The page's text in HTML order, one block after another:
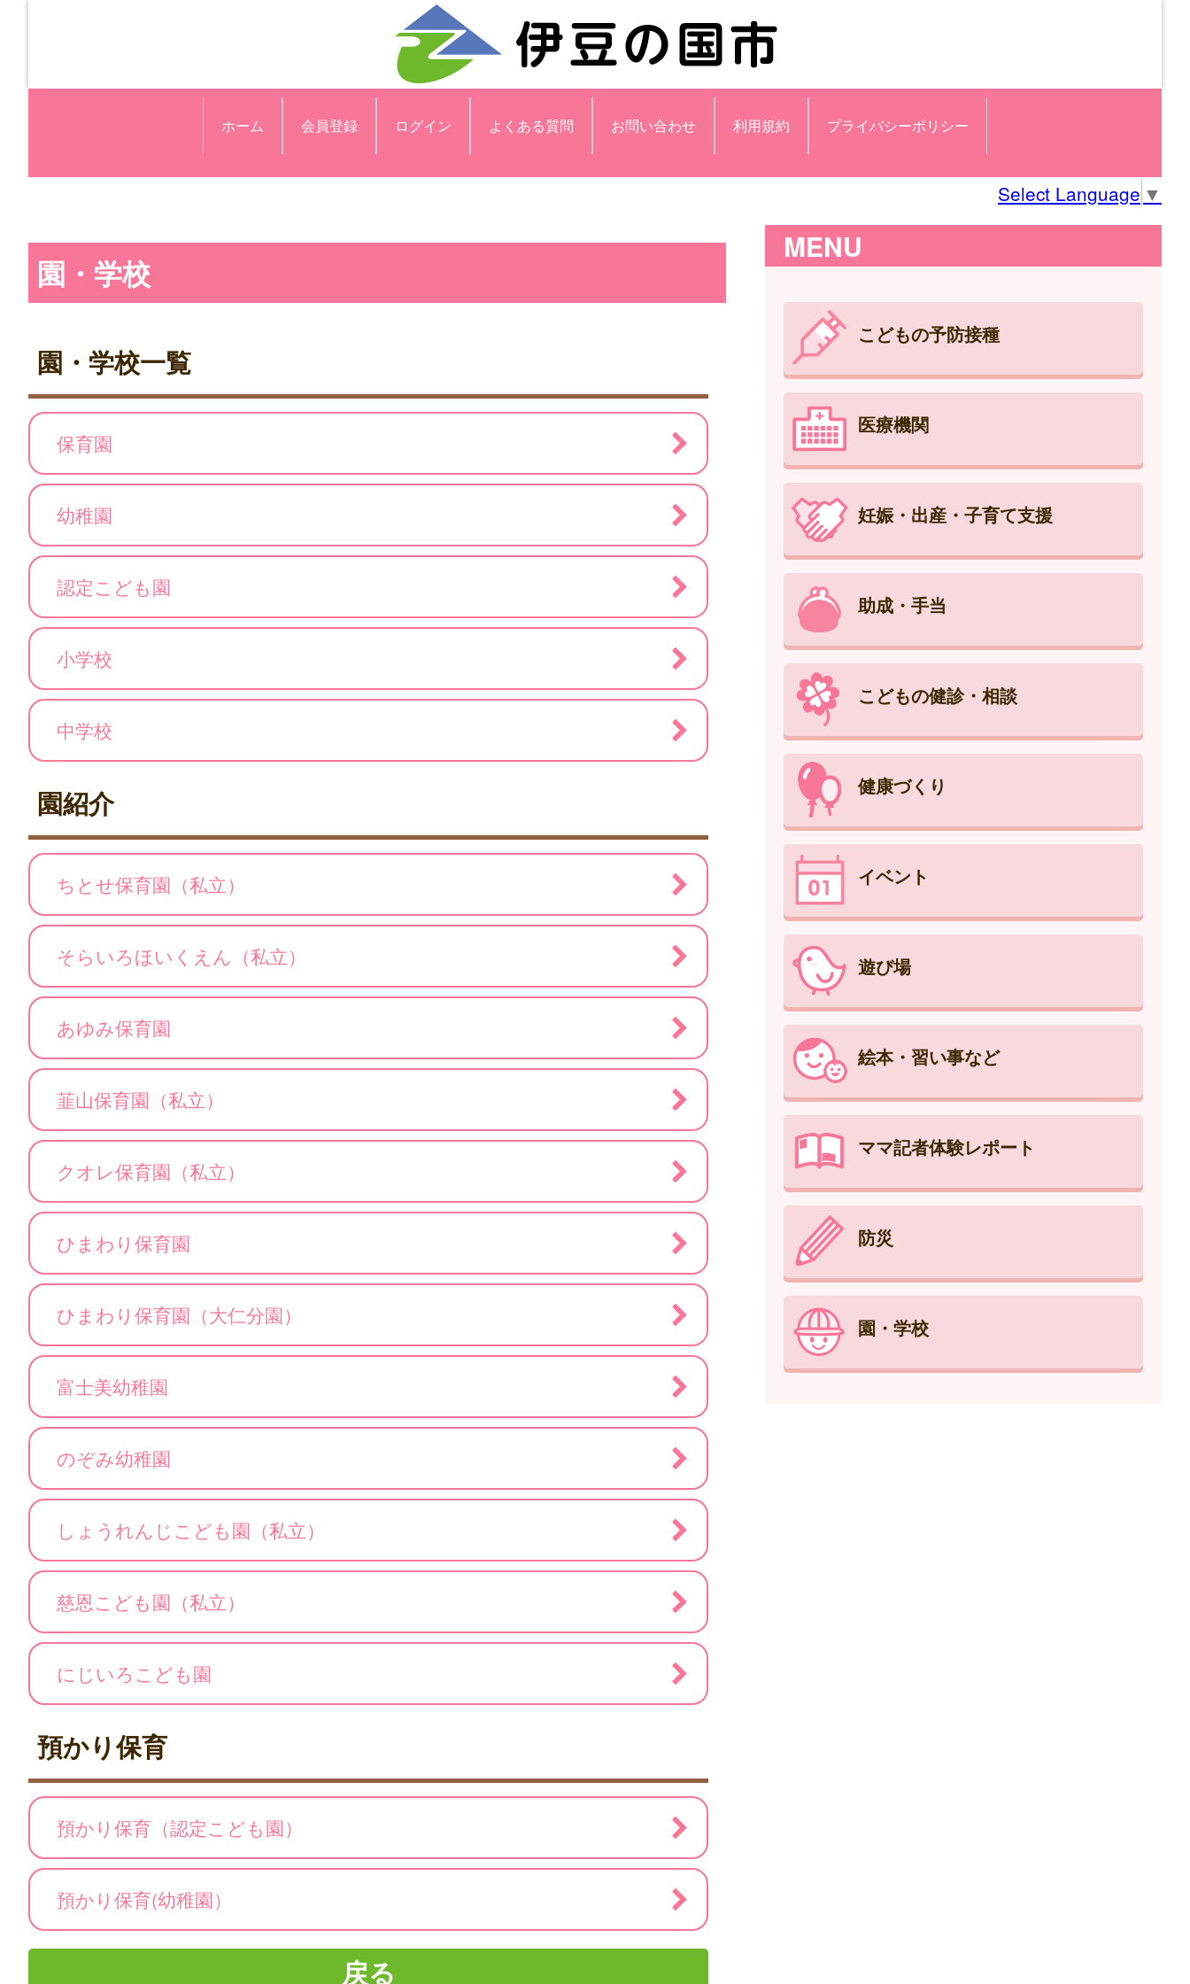
ホーム 会員登録 ログイン よくある質問 お問い合わせ 利用規約 プライバシーポリシー
Select Language ▼
園・学校
園・学校一覧
保育園
幼稚園
認定こども園
小学校
中学校
園紹介
ちとせ保育園（私立）
そらいろほいくえん（私立）
あゆみ保育園
韮山保育園（私立）
クオレ保育園（私立）
ひまわり保育園
ひまわり保育園（大仁分園）
富士美幼稚園
のぞみ幼稚園
しょうれんじこども園（私立）
慈恩こども園（私立）
にじいろこども園
預かり保育
預かり保育（認定こども園）
預かり保育(幼稚園）
戻る
MENU
こどもの予防接種
医療機関
妊娠・出産・子育て支援
助成・手当
こどもの健診・相談
健康づくり
イベント
遊び場
絵本・習い事など
ママ記者体験レポート
防災
園・学校